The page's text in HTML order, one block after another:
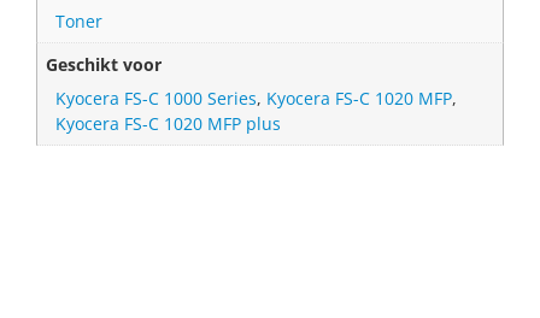
Toner
Geschikt voor
Kyocera FS-C 1000 Series, Kyocera FS-C 1020 MFP,
Kyocera FS-C 1020 MFP plus